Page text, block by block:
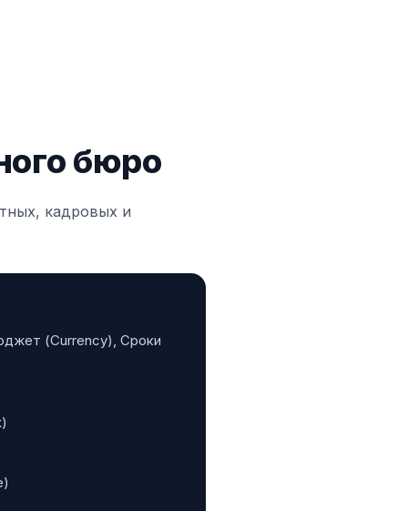
бюро
кадровых и
(Currency), Сроки